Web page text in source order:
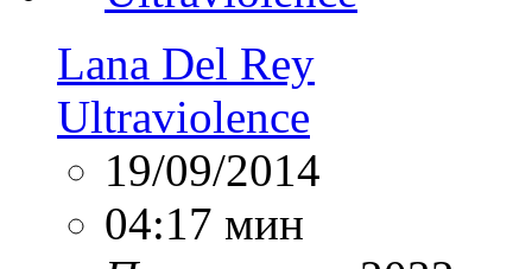
Lana Del Rey
Ultraviolence
19/09/2014
04:17 мин